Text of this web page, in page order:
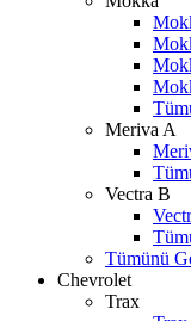
Meriva A
Vectra B
Tümünü
Chevrolet
Trax